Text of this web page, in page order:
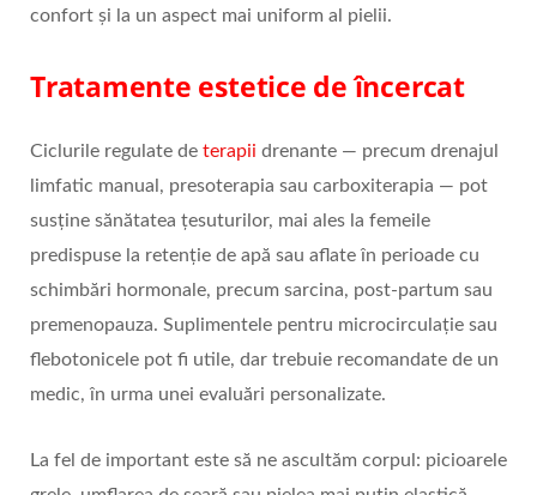
confort și la un aspect mai uniform al pielii.
Tratamente estetice de încercat
Ciclurile regulate de terapii drenante — precum drenajul
limfatic manual, presoterapia sau carboxiterapia — pot
susține sănătatea țesuturilor, mai ales la femeile
predispuse la retenție de apă sau aflate în perioade cu
schimbări hormonale, precum sarcina, post‑partum sau
premenopauza. Suplimentele pentru microcirculație sau
flebotonicele pot fi utile, dar trebuie recomandate de un
medic, în urma unei evaluări personalizate.
La fel de important este să ne ascultăm corpul: picioarele